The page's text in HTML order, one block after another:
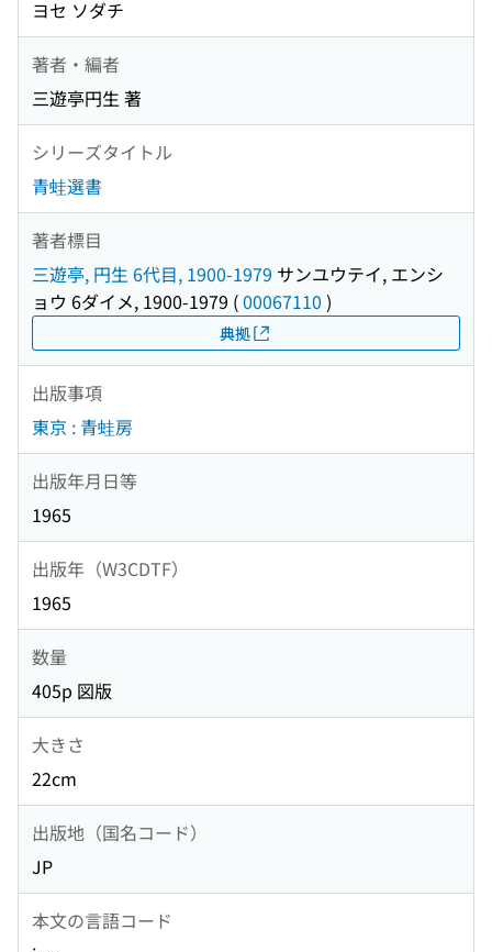
ヨセ ソダチ
著者・編者
三遊亭円生 著
シリーズタイトル
青蛙選書
著者標目
三遊亭, 円生 6代目, 1900-1979 サンユウテイ, エンシ
ョウ 6ダイメ, 1900-1979 (00067110 )
典拠
出版事項
東京 : 青蛙房
出版年月日等
1965
出版年（W3CDTF）
1965
数量
405p 図版
大きさ
22cm
出版地（国名コード）
JP
本文の言語コード